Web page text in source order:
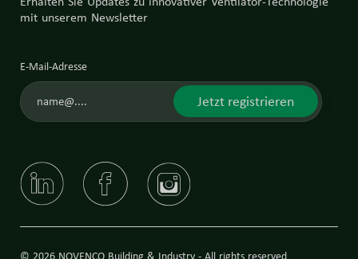
mit unserem Newsletter
E-Mail-Adresse
Jetzt registrieren
© 2026 NOVENCO Building & Industry - All rights reserved